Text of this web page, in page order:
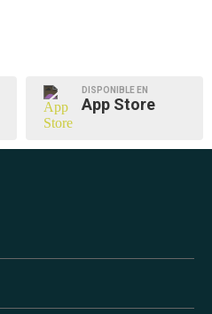
DISPONIBLE EN
App Store